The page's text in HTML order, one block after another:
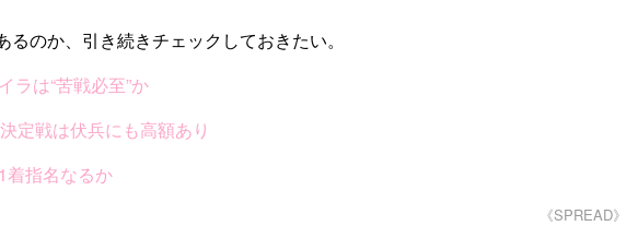
のか、引き続きチェックしておきたい。
は“苦戦必至”か
戦は伏兵にも高額あり
指名なるか
《SPREAD》